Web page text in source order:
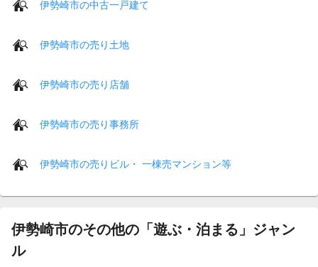
伊勢崎市の中古一戸建て
伊勢崎市の売り土地
伊勢崎市の売り店舗
伊勢崎市の売り事務所
伊勢崎市の売りビル・ 一棟売マンション等
伊勢崎市のその他の「遊ぶ・泊まる」ジャン
ル